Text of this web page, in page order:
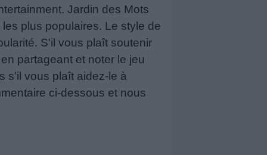
Jardin des Mots
plus populaires. Le style de
S'il vous plaît soutenir
partageant et noter le jeu
s'il vous plaît aidez-le à
ci-dessous et nous